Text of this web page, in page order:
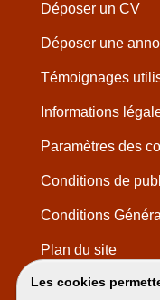
Les cookies
Déposer un CV
Déposer une
Témoignages
Informations
Paramètres des
Conditions de
Conditions
Plan du site